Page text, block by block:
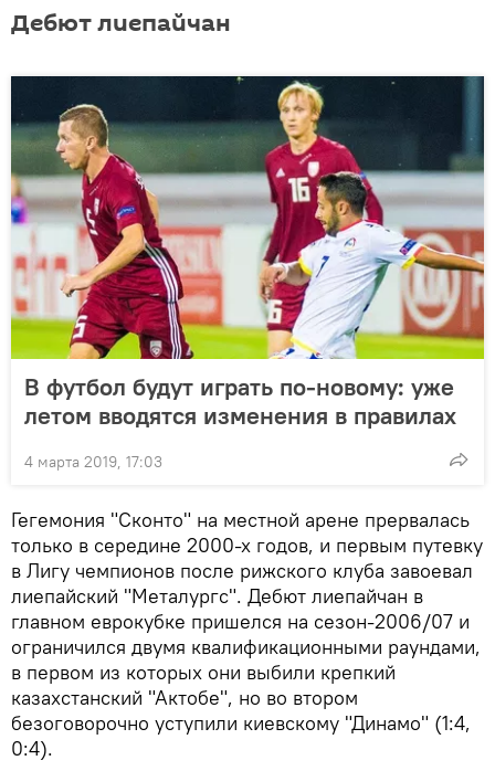
Дебют лиепайчан
В футбол будут играть по-новому: уже
летом вводятся изменения в правилах
4 марта 2019, 17:03
Гегемония "Сконто" на местной арене прервалась
только в середине 2000-х годов, и первым путевку
в Лигу чемпионов после рижского клуба завоевал
лиепайский "Металургс". Дебют лиепайчан в
главном еврокубке пришелся на сезон-2006/07 и
ограничился двумя квалификационными раундами,
в первом из которых они выбили крепкий
казахстанский "Актобе", но во втором
безоговорочно уступили киевскому "Динамо" (1:4,
0:4).